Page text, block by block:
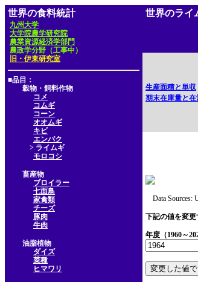
世界の食料統計
九州大学
大学院農学研究院
農業資源経済学部門
農政学分野（工事中）
旧・伊東研究室
■品目：
穀物・飼料作物
コメ
コムギ
コーン
オオムギ
キビ
エンバク
> ライムギ
モロコシ
畜産物
ブロイラー
七面鳥
家禽類
チーズ
豚肉
牛肉
油脂植物
ダイズ
菜種
ヒマワリ
世界のライ
生産面積と単収
期末在庫量と在
Data Sources:
下記の値を変更
年度（1960～